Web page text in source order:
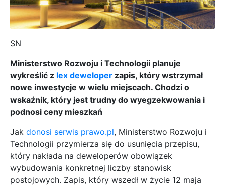
SN
Ministerstwo Rozwoju i Technologii planuje
wykreślić z lex deweloper zapis, który wstrzymał
nowe inwestycje w wielu miejscach. Chodzi o
wskaźnik, który jest trudny do wyegzekwowania i
podnosi ceny mieszkań
Jak donosi serwis prawo.pl, Ministerstwo Rozwoju i
Technologii przymierza się do usunięcia przepisu,
który nakłada na deweloperów obowiązek
wybudowania konkretnej liczby stanowisk
postojowych. Zapis, który wszedł w życie 12 maja